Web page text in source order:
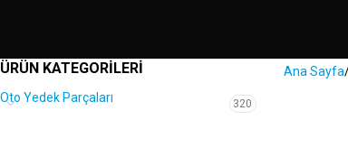
ÜRÜN KATEGORILERI
Oto Yedek Parçaları 320
Ana Sayfa